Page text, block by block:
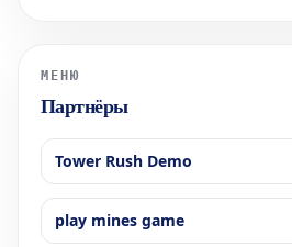
МЕНЮ
Партнёры
Tower Rush Demo
play mines game